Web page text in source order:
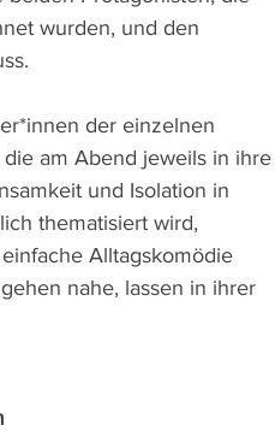
wurden, und den
der einzelnen
am Abend jeweils in ihre
und Isolation in
thematisiert wird,
Alltagskomödie
nahe, lassen in ihrer